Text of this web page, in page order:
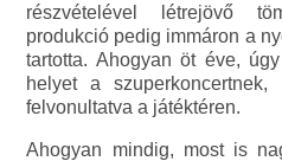
részvételével létrejövő
produkció pedig immáron a
tartotta. Ahogyan öt éve,
helyet a
felvonultatva a játéktéren.
Ahogyan mindig, most is